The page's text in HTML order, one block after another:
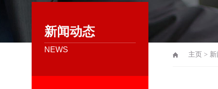
新闻动态
NEWS
主页 >